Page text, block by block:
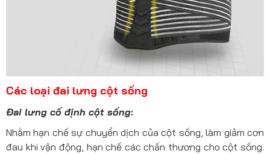
Các loại đai lưng cột sống
Đai lưng cố định cột sống:
Nhằm hạn chế sự chuyển dịch của cột sống, làm giảm cơn
đau khi vận động, hạn chế các chấn thương cho cột sống.